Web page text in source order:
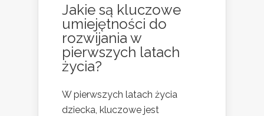
Jakie są kluczowe
umiejętności do
rozwijania w
pierwszych latach
życia?
W pierwszych latach życia
dziecka, kluczowe jest